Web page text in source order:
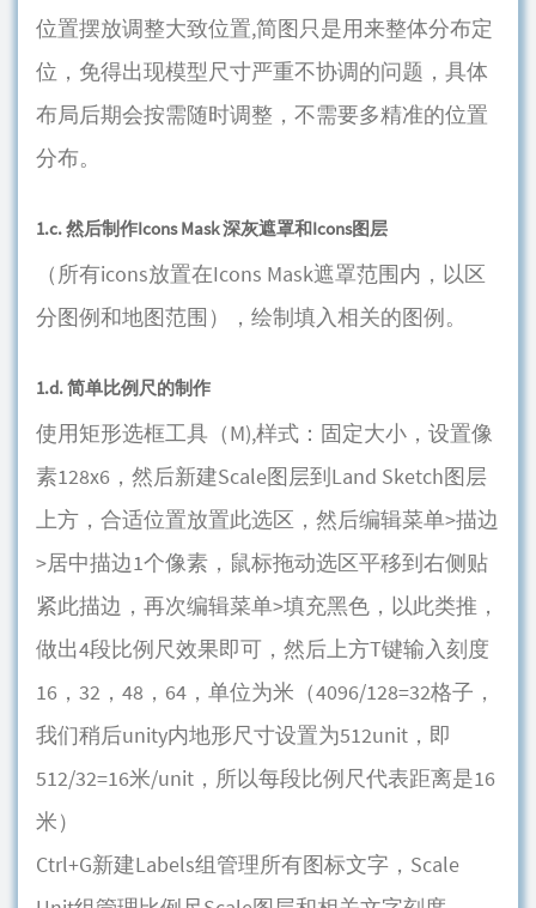
位置摆放调整大致位置,简图只是用来整体分布定
位，免得出现模型尺寸严重不协调的问题，具体
布局后期会按需随时调整，不需要多精准的位置
分布。
1.c. 然后制作Icons Mask 深灰遮罩和Icons图层
（所有icons放置在Icons Mask遮罩范围内，以区
分图例和地图范围），绘制填入相关的图例。
1.d. 简单比例尺的制作
使用矩形选框工具（M),样式：固定大小，设置像
素128x6，然后新建Scale图层到Land Sketch图层
上方，合适位置放置此选区，然后编辑菜单>描边
>居中描边1个像素，鼠标拖动选区平移到右侧贴
紧此描边，再次编辑菜单>填充黑色，以此类推，
做出4段比例尺效果即可，然后上方T键输入刻度
16，32，48，64，单位为米（4096/128=32格子，
我们稍后unity内地形尺寸设置为512unit，即
512/32=16米/unit，所以每段比例尺代表距离是16
米）
Ctrl+G新建Labels组管理所有图标文字，Scale